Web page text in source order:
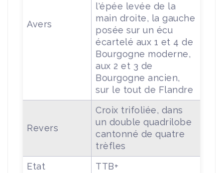
Avers
l'épée levée de la
main droite, la gauche
posée sur un écu
écartelé aux 1 et 4 de
Bourgogne moderne,
aux 2 et 3 de
Bourgogne ancien,
sur le tout de Flandre
Revers
Croix trifoliée, dans
un double quadrilobe
cantonné de quatre
trèfles
Etat
TTB+